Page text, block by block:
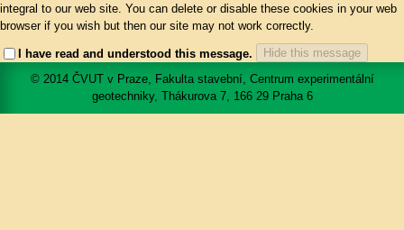
integral to our web site. You can delete or disable these cookies in your web
browser if you wish but then our site may not work correctly.
I have read and understood this message.
Hide this message
© 2014 ČVUT v Praze, Fakulta stavební, Centrum experimentální
geotechniky, Thákurova 7, 166 29 Praha 6